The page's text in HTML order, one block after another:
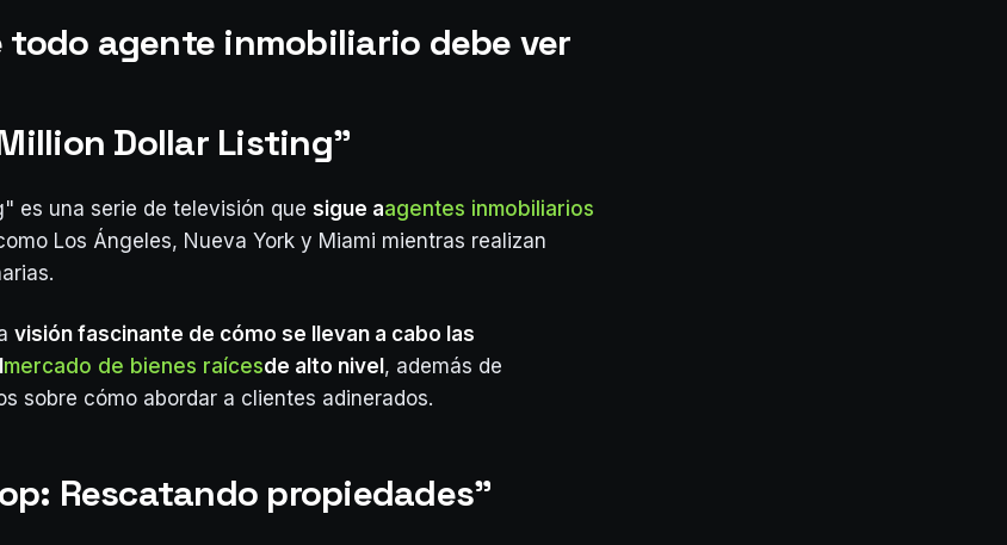
todo agente inmobiliario debe ver
Dollar Listing"
es una serie de televisión que sigue aagentes inmobiliarios
Los Ángeles, Nueva York y Miami mientras realizan
visión fascinante de cómo se llevan a cabo las
mercado de bienes raícesde alto nivel , además de
sobre cómo abordar a clientes adinerados.
Rescatando propiedades"